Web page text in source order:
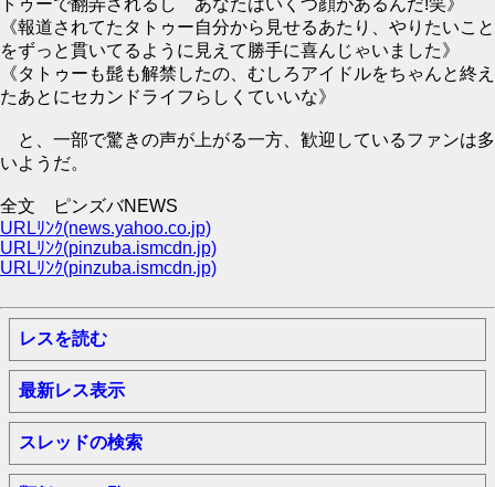
トゥーで翻弄されるし あなたはいくつ顔があるんだ!笑》
《報道されてたタトゥー自分から見せるあたり、やりたいこと
をずっと貫いてるように見えて勝手に喜んじゃいました》
《タトゥーも髭も解禁したの、むしろアイドルをちゃんと終え
たあとにセカンドライフらしくていいな》
と、一部で驚きの声が上がる一方、歓迎しているファンは多
いようだ。
全文 ピンズバNEWS
URLﾘﾝｸ(news.yahoo.co.jp)
URLﾘﾝｸ(pinzuba.ismcdn.jp)
URLﾘﾝｸ(pinzuba.ismcdn.jp)
レスを読む
最新レス表示
スレッドの検索